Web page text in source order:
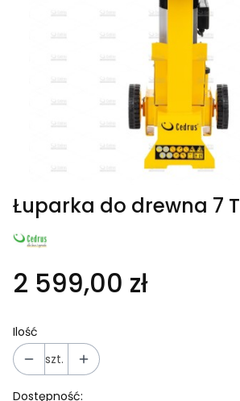
Łuparka do drewna 7 T
2 599,00 zł
Ilość
szt.
Dostępność: